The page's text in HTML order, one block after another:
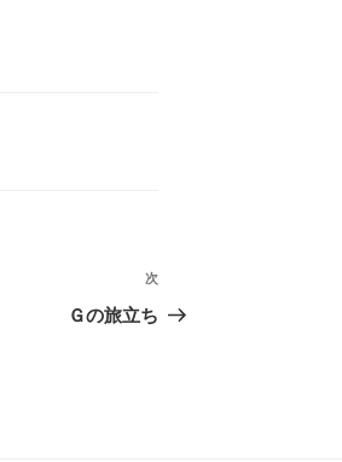
次
の
次
Ｇの旅立ち